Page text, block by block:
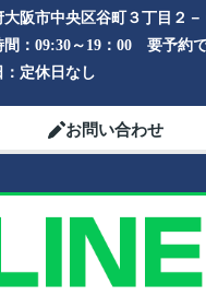
大阪市中央区谷町３丁目２
： 09:30～19：00 要予約
定休日なし
お問い合わせ